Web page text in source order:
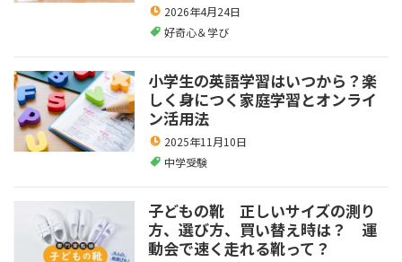
2026年4月24日
好奇心＆学び
小学生の英語学習はいつから？楽
しく身につく家庭学習とオンライ
ン活用法
2025年11月10日
中学受験
子どもの靴 正しいサイズの測り
方、選び方、買い替え時は？ 運
動会で速く走れる靴って？